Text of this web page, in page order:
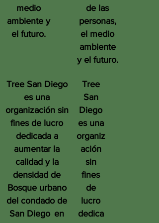
medio
ambiente y
el futuro.
Tree San Diego
es una
organización sin
fines de lucro
dedicada a
aumentar la
calidad y la
densidad de
Bosque urbano
del condado de
San Diego en
de las
personas,
el medio
ambiente
y el futuro.
Tree
San
Diego
es una
organiz
ación
sin
fines
de
lucro
dedica